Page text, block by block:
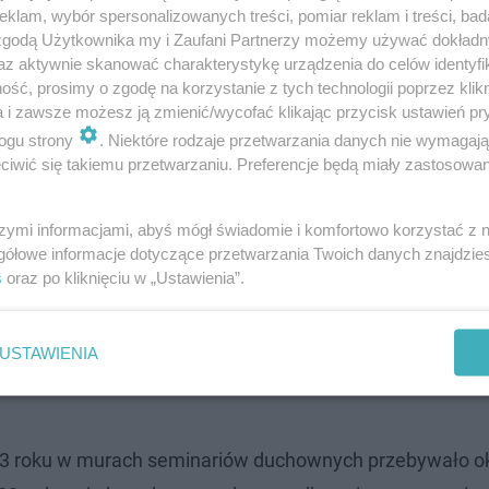
spadek liczby kleryków
szerszego problemu o skali ogólnokrajowej. Od
duchownych w naszym kraju rejestrują
wieku
do posługi duszpasterskiej przygotowywało
się na tyle drastycznie, że mówimy o
w murach seminariów duchownych przebywało
wybór spersonalizowanych treści, pomiar reklam i treści,
Użytkownika my i Zaufani Partnerzy możemy używać
aktywnie skanować charakterystykę urządzenia do celów
prosimy o zgodę na korzystanie z tych technologii poprzez
i zawsze możesz ją zmienić/wycofać klikając przycisk ustawień
strony
. Niektóre rodzaje przetwarzania danych nie
się takiemu przetwarzaniu. Preferencje będą miały
informacjami, abyś mógł świadomie i komfortowo korzystać z
informacje dotyczące przetwarzania Twoich danych
oraz po kliknięciu w „Ustawienia”.
USTAWIENIA